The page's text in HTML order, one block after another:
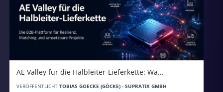
AE Valley für die Halbleiter-Lieferkette: Wa…
VERÖFFENTLICHT TOBIAS GOECKE (GÖCKE) - SUPRATIX GMBH